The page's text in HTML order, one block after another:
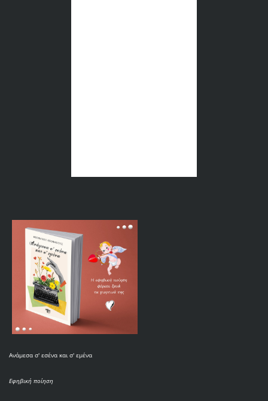
Ανάμεσα σ' εσένα και σ' εμένα
Εφηβική ποίηση